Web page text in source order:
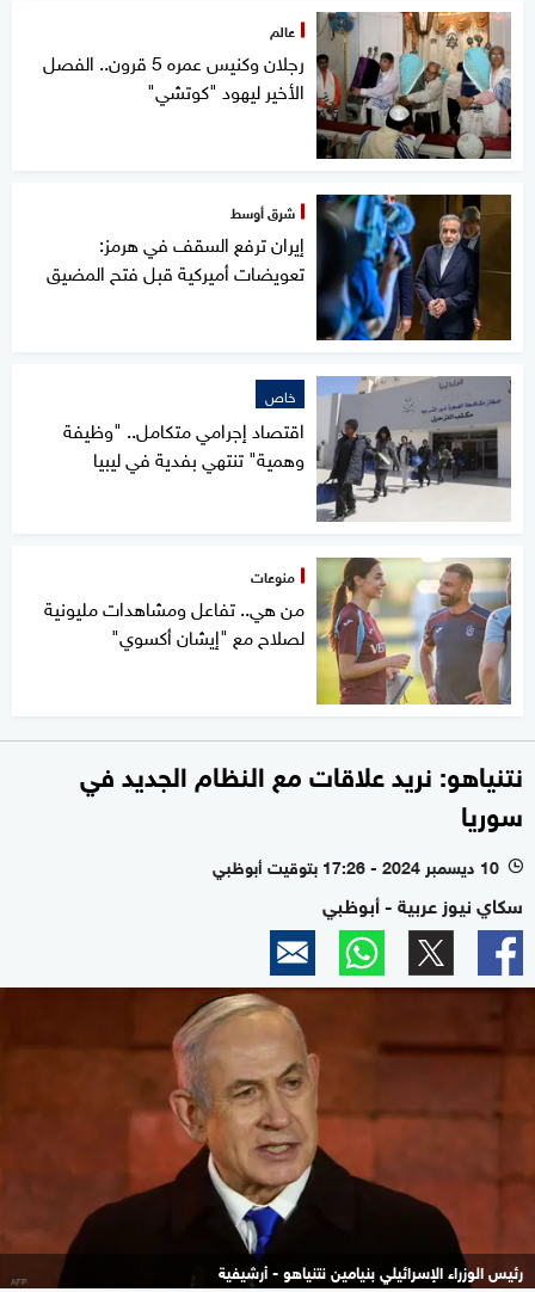
عالم
رجلان وكنيس عمره 5 قرون.. الفصل
الأخير ليهود "كوتشي"
شرق أوسط
إيران ترفع السقف في هرمز:
تعويضات أميركية قبل فتح المضيق
خاص
اقتصاد إجرامي متكامل.. "وظيفة
وهمية" تنتهي بفدية في ليبيا
منوعات
من هي.. تفاعل ومشاهدات مليونية
لصلاح مع "إيشان أكسوي"
نتنياهو: نريد علاقات مع النظام الجديد في
سوريا
l 10 ديسمبر 2024 - 17:26 بتوقيت أبوظبي
سكاي نيوز عربية - أبوظبي
رئيس الوزراء الإسرائيلي بنيامين نتنياهو - أرشيفية